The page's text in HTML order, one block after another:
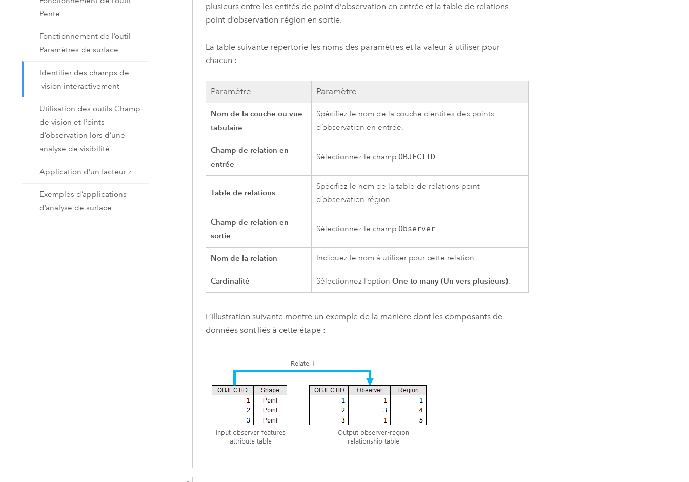
Pente
Fonctionnement de l’outil
Paramètres de surface
Identifier des champs de
vision interactivement
Utilisation des outils Champ
de vision et Points
d’observation lors d’une
analyse de visibilité
Application d’un facteur z
Exemples d’applications
d’analyse de surface
plusieurs entre les entités de point d’observation en entrée et la table de relations
point d’observation-région en sortie.
La table suivante répertorie les noms des paramètres et la valeur à utiliser pour
chacun :
Paramètre Paramètre
Nom de la couche ou vue
tabulaire
Spécifiez le nom de la couche d’entités des points
d’observation en entrée.
Champ de relation en
entrée
Sélectionnez le champ OBJECTID.
Table de relations
Spécifiez le nom de la table de relations point
d’observation-région.
Champ de relation en
sortie
Sélectionnez le champ Observer.
Nom de la relation Indiquez le nom à utiliser pour cette relation.
Cardinalité Sélectionnez l’option One to many (Un vers plusieurs).
L’illustration suivante montre un exemple de la manière dont les composants de
données sont liés à cette étape :